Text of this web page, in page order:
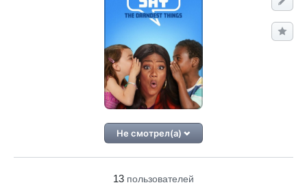
Не смотрел(а)
13 пользователей